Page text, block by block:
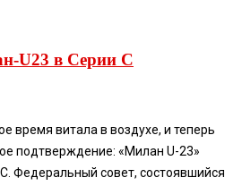
U23 в Серии C
время витала в воздухе, и теперь
подтверждение: «Милан U-23»
Федеральный совет, состоявшийся